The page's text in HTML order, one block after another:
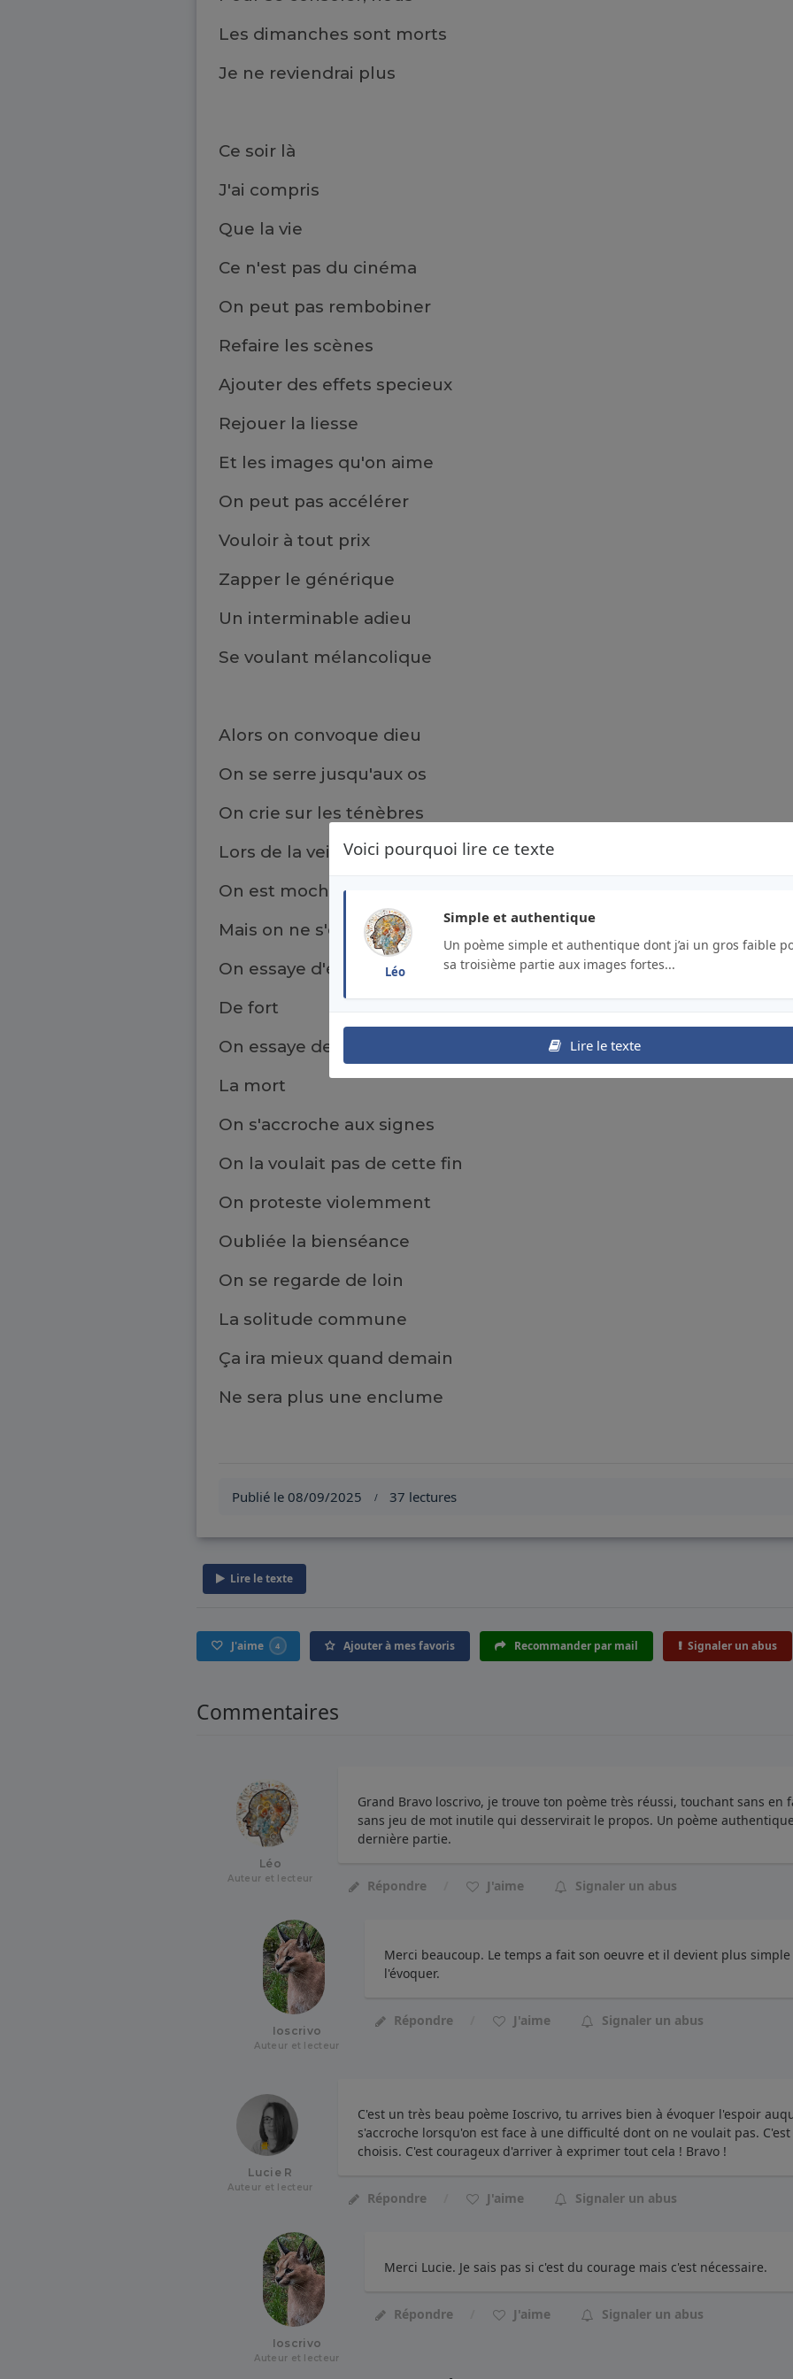
Voici pourquoi lire ce texte
Léo
Simple et authentique
Un poème simple et authentique dont j’ai un gros faible
sa troisième partie aux images fortes...
Lire le texte
Les dimanches sont morts
Je ne reviendrai plus
Ce soir là
J'ai compris
Que la vie
Ce n'est pas du cinéma
On peut pas rembobiner
Refaire les scènes
Ajouter des effets specieux
Rejouer la liesse
Et les images qu'on aime
On peut pas accélérer
Vouloir à tout prix
Zapper le générique
Un interminable adieu
Se voulant mélancolique
Alors on convoque dieu
On se serre jusqu'aux os
On crie sur les ténèbres
Lors de la veillée
On est moche de notre peine
Mais on ne s'écroule pas
On essaye d'écrire quelque chose
De fort
On essaye de braver peut être
La mort
On s'accroche aux signes
On la voulait pas de cette fin
On proteste violemment
Oubliée la bienséance
On se regarde de loin
La solitude commune
Ça ira mieux quand demain
Ne sera plus une enclume
Publié le 08/09/2025 / 37 lectures
Lire le texte
J'aime 4 Ajouter à mes favoris Recommander par mail Signaler un abus
Commentaires
Léo
Auteur et lecteur
Grand Bravo loscrivo, je trouve ton poème très réussi, touchant sans en
sans jeu de mot inutile qui desservirait le propos. Un poème
dernière partie.
Répondre J'aime Signaler un abus
Ioscrivo
Auteur et lecteur
Merci beaucoup. Le temps a fait son oeuvre et il devient plus simple
l'évoquer.
Répondre J'aime Signaler un abus
Lucie R
Auteur et lecteur
C'est un très beau poème Ioscrivo, tu arrives bien à évoquer l'espoir
s'accroche lorsqu'on est face à une difficulté dont on ne voulait pas.
choisis. C'est courageux d'arriver à exprimer tout cela ! Bravo !
Répondre J'aime Signaler un abus
Ioscrivo
Auteur et lecteur
Merci Lucie. Je sais pas si c'est du courage mais c'est nécessaire.
Répondre J'aime Signaler un abus